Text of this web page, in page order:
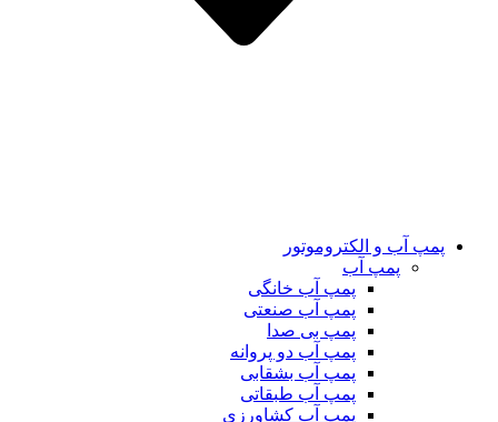
پمپ آب و الکتروموتور
پمپ آب
پمپ آب خانگی
پمپ آب صنعتی
پمپ بی صدا
پمپ آب دو پروانه
پمپ آب بشقابی
پمپ آب طبقاتی
پمپ آب کشاورزی